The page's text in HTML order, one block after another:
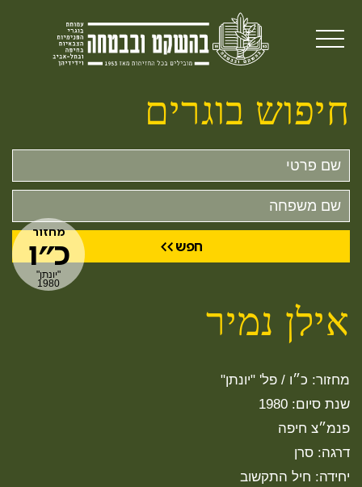
חיפוש בוגרים
שם
פרטי
שם
משפחה
מחזור
כ״ו
"יונתן"
1980
אילן נמיר
מחזור: כ״ו / פל' "יונתן"
שנת סיום: 1980
פנמ״צ חיפה
דרגה: סרן
יחידה: חיל התקשוב